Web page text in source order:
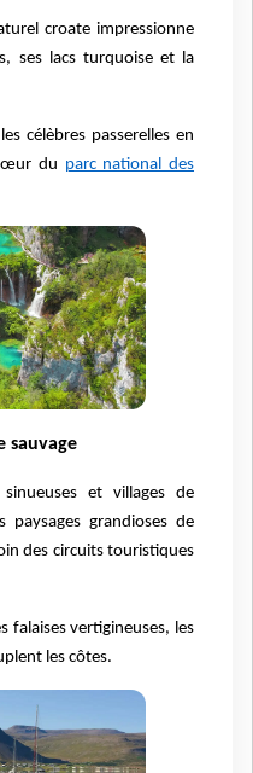
croate impressionne
ses lacs turquoise et la
célèbres passerelles en
du parc national des
sauvage
et villages de
paysages grandioses de
des circuits touristiques
falaises vertigineuses, les
les côtes.